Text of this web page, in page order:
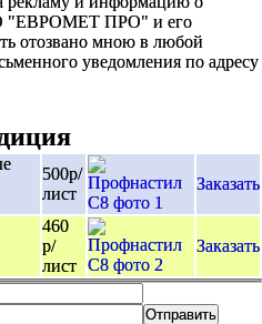
"ЕВРОМЕТ ПРО" и его
отозвано мною в любой
уведомления по адресу
500р/
лист
Заказать
460
р/
лист
Заказать